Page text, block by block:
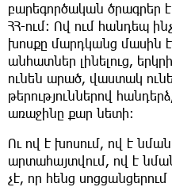
բարեգործական ծրագրեր
ՀՀ-ում: Ով ում հանդեպ
խոսքը մարդկանց մասին
անհատներ լինելուց,
ունեն արած, վաստակ
թերություններով
առաջինը քար նետի:
Ու ով է խոսում, ով է
արտահայտվում, ով է
չէ, որ հենց